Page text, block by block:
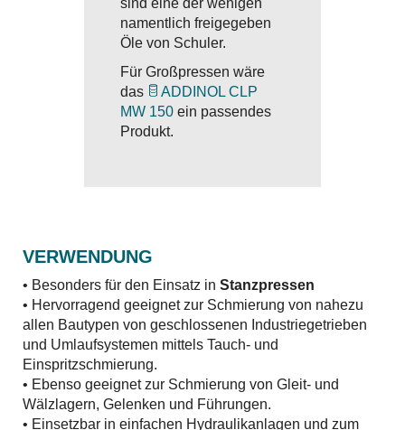
sind eine der wenigen
namentlich freigegeben
Öle von Schuler.
Für Großpressen wäre
das
ADDINOL CLP
MW 150 ein passendes
Produkt.
VERWENDUNG
• Besonders für den Einsatz in Stanzpressen
• Hervorragend geeignet zur Schmierung von nahezu
allen Bautypen von geschlossenen Industriegetrieben
und Umlaufsystemen mittels Tauch- und
Einspritzschmierung.
• Ebenso geeignet zur Schmierung von Gleit- und
Wälzlagern, Gelenken und Führungen.
• Einsetzbar in einfachen Hydraulikanlagen und zum